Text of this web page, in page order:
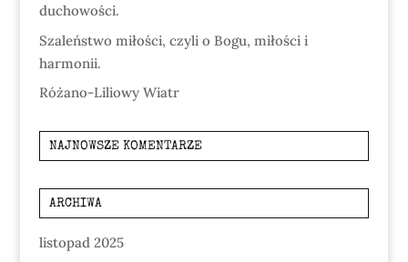
duchowości.
Szaleństwo miłości, czyli o Bogu, miłości i
harmonii.
Różano-Liliowy Wiatr
NAJNOWSZE KOMENTARZE
ARCHIWA
listopad 2025